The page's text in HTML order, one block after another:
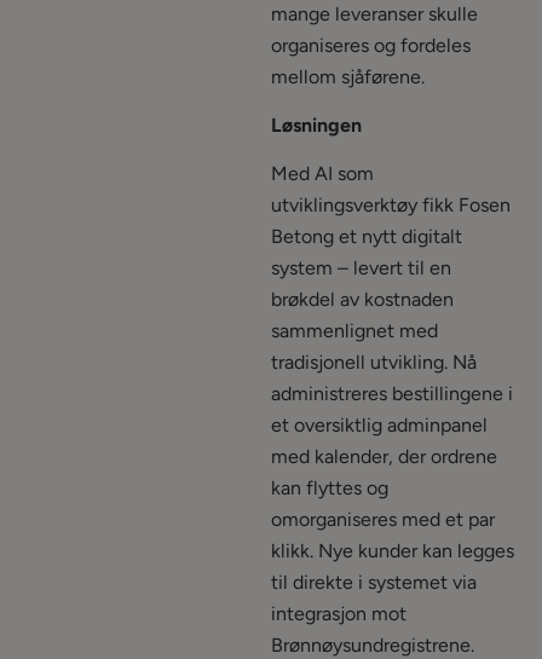
mange leveranser skulle
organiseres og fordeles
mellom sjåførene.
Løsningen
Med AI som
utviklingsverktøy fikk Fosen
Betong et nytt digitalt
system – levert til en
brøkdel av kostnaden
sammenlignet med
tradisjonell utvikling. Nå
administreres bestillingene i
et oversiktlig adminpanel
med kalender, der ordrene
kan flyttes og
omorganiseres med et par
klikk. Nye kunder kan legges
til direkte i systemet via
integrasjon mot
Brønnøysundregistrene.